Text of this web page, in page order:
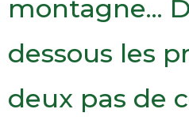
montagne...
dessous les
deux pas de